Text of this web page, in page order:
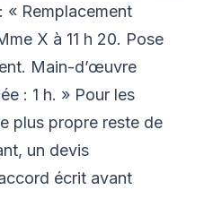
« Remplacement
X à 11 h 20. Pose
Main-d’œuvre
: 1 h. » Pour les
plus propre reste de
un devis
écrit avant